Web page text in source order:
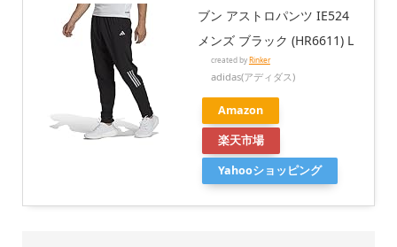
ブン アストロパンツ IE524
メンズ ブラック (HR6611) L
created byRinker
adidas(アディダス)
Amazon
楽天市場
Yahooショッピング